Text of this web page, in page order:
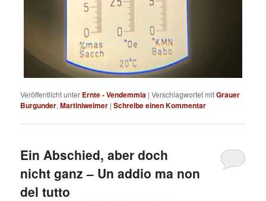
Veröffentlicht unter Ernte - Vendemmia |Verschlagwortet mitGrauer
Burgunder,Martiniweimer |Schreibe einen Kommentar
Ein Abschied, aber doch
nicht ganz – Un addio ma non
del tutto